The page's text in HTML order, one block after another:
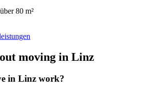
80 m²
moving in Linz
in Linz work?